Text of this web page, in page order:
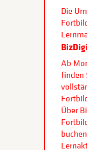
Die
Ab
finden
Über